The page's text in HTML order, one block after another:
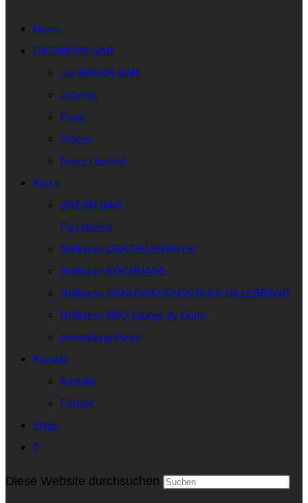
Home
DIE BRENN-BAR
Die BRENN-BAR
Zubehör
Fotos
Videos
News / Events
Kurse
BRENN-BAR
Pizzakurse
Grillkurse DER.FRÜHWIRTH
Grillkurse KOCHOASE
Grillkurse GENUSSKOCHSCHULE HILLEBRAND
Grillkurse BBQ Lounge by Domi
Anmeldung Kurse
Kontakt
Kontakt
Partner
Shop
0
Diese Website durchsuchen